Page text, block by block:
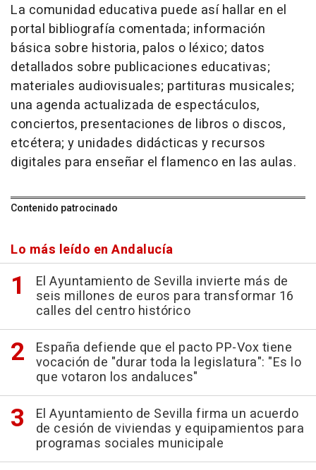
La comunidad educativa puede así hallar en el
portal bibliografía comentada; información
básica sobre historia, palos o léxico; datos
detallados sobre publicaciones educativas;
materiales audiovisuales; partituras musicales;
una agenda actualizada de espectáculos,
conciertos, presentaciones de libros o discos,
etcétera; y unidades didácticas y recursos
digitales para enseñar el flamenco en las aulas.
Contenido patrocinado
Lo más leído en Andalucía
El Ayuntamiento de Sevilla invierte más de
seis millones de euros para transformar 16
calles del centro histórico
España defiende que el pacto PP-Vox tiene
vocación de "durar toda la legislatura": "Es lo
que votaron los andaluces"
El Ayuntamiento de Sevilla firma un acuerdo
de cesión de viviendas y equipamientos para
programas sociales municipale